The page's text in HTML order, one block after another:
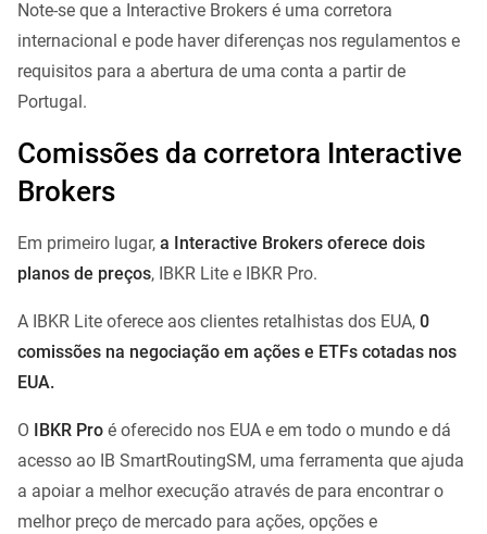
Note-se que a Interactive Brokers é uma corretora
internacional e pode haver diferenças nos regulamentos e
requisitos para a abertura de uma conta a partir de
Portugal.
Comissões da corretora Interactive
Brokers
Em primeiro lugar, a Interactive Brokers oferece dois
planos de preços, IBKR Lite e IBKR Pro.
A IBKR Lite oferece aos clientes retalhistas dos EUA, 0
comissões na negociação em ações e ETFs cotadas nos
EUA.
O IBKR Pro é oferecido nos EUA e em todo o mundo e dá
acesso ao IB SmartRoutingSM, uma ferramenta que ajuda
a apoiar a melhor execução através de para encontrar o
melhor preço de mercado para ações, opções e